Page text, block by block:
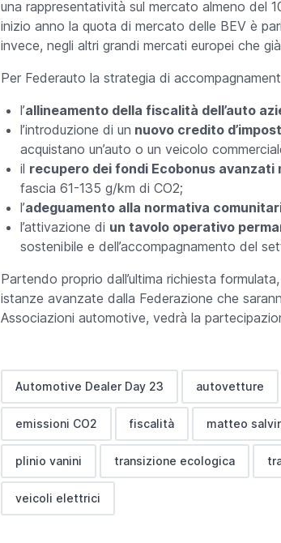
una rappresentatività sul mercato almeno del
inizio anno la quota di mercato delle BEV è
invece, negli altri grandi mercati europei che
Per Federauto la strategia di
l’allineamento della fiscalità dell’auto
l’introduzione di un nuovo credito
acquistano un’auto o un veicolo
il recupero dei fondi Ecobonus avanzati
fascia 61-135 g/km di CO2;
l’adeguamento alla normativa
l’attivazione di un tavolo operativo
sostenibile e dell’accompagnamento del
Partendo proprio dall’ultima richiesta
istanze avanzate dalla Federazione che
Associazioni automotive, vedrà la
Automotive Dealer Day 23 autovetture
emissioni CO2 fiscalità matteo
plinio vanini transizione ecologica
veicoli elettrici